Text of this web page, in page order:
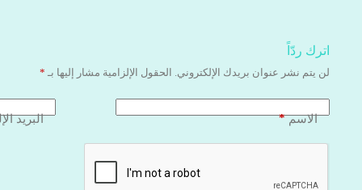
اترك ردّاً
لن يتم نشر عنوان بريدك الإلكتروني. الحقول الإلزامية مشار إليها بـ *
الاسم* البريد